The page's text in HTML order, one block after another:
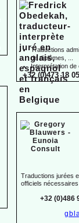
Traductions
de diplômes, ...
Interprétation de
+32 (0)473 18
Traductions jurées
officiels
+32 (0)486